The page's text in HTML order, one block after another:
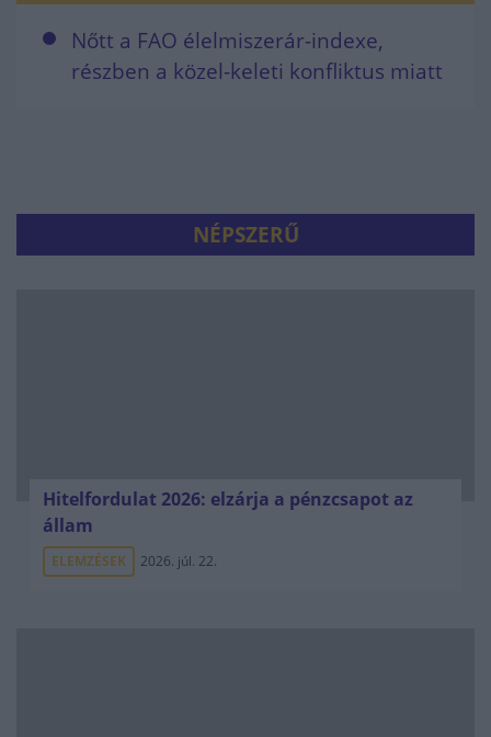
Nőtt a FAO élelmiszerár-indexe,
részben a közel-keleti konfliktus miatt
NÉPSZERŰ
Hitelfordulat 2026: elzárja a pénzcsapot az
állam
ELEMZÉSEK 2026. júl. 22.